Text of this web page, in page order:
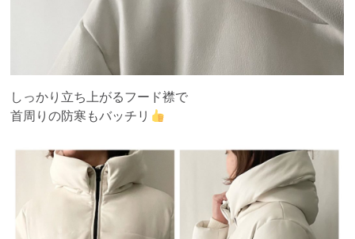
しっかり立ち上がるフード襟で
首周りの防寒もバッチリ